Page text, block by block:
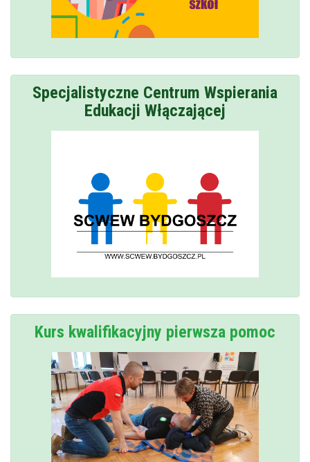
Specjalistyczne Centrum Wspierania
Edukacji Włączającej
Kurs kwalifikacyjny pierwsza pomoc